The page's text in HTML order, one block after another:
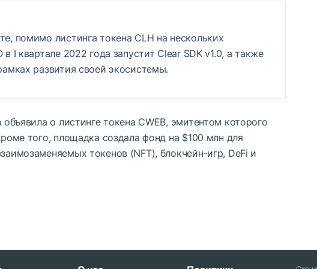
помимо листинга токена CLH на нескольких
I квартале 2022 года запустит Clear SDK v1.0, а также
развития своей экосистемы.
о листинге токена CWEB, эмитентом которого
того, площадка создала фонд на $100 млн для
токенов (NFT), блокчейн-игр, DeFi и